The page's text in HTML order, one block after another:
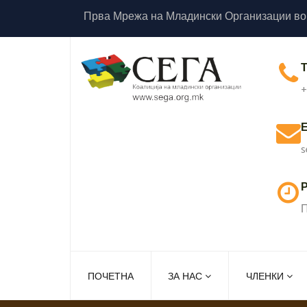
Прва Мрежа на Младински Организации
ПОЧЕТНА ЗА НАС ЧЛЕНКИ